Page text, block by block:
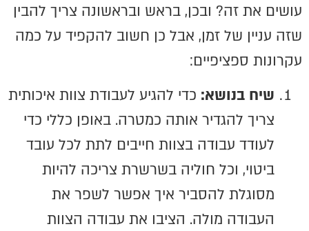
עושים את זה? ובכן, בראש ובראשונה צריך להבין
שזה עניין של זמן, אבל כן חשוב להקפיד על כמה
עקרונות ספציפיים:
שיח בנושא: כדי להגיע לעבודת צוות איכותית
צריך להגדיר אותה כמטרה. באופן כללי כדי
לעודד עבודה בצוות חייבים לתת לכל עובד
ביטוי, וכל חוליה בשרשרת צריכה להיות
מסוגלת להסביר איך אפשר לשפר את
העבודה מולה. הציבו את עבודה הצוות